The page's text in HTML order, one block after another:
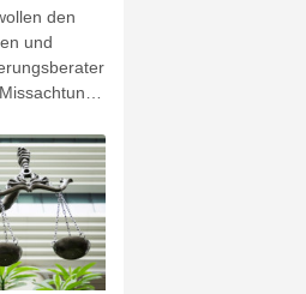
den
und
von den
Präsident
Senats
für ein